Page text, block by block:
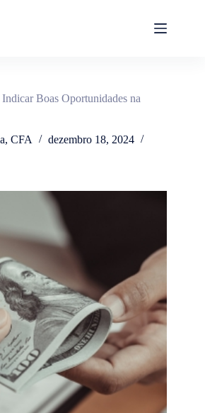
Boas Oportunidades na
CFA
dezembro 18, 2024